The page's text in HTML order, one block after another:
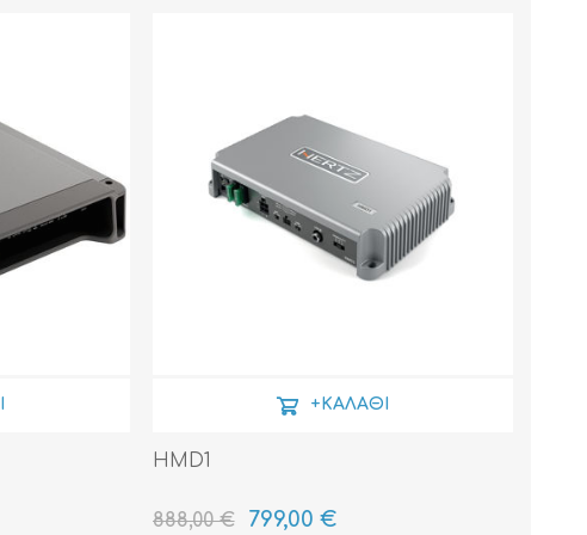
ΜΟΝΩΤΙΚΆ ΥΛΙΚΆ
HMD1
888,00 € 799,00 €
+ΚΑΛΆΘΙ